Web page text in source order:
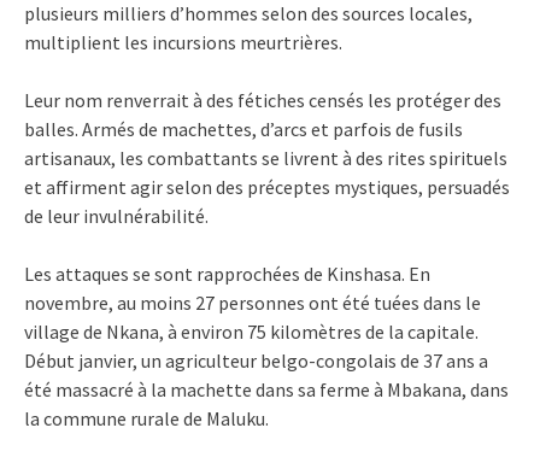
plusieurs milliers d’hommes selon des sources locales,
multiplient les incursions meurtrières.
Leur nom renverrait à des fétiches censés les protéger des
balles. Armés de machettes, d’arcs et parfois de fusils
artisanaux, les combattants se livrent à des rites spirituels
et affirment agir selon des préceptes mystiques, persuadés
de leur invulnérabilité.
Les attaques se sont rapprochées de Kinshasa. En
novembre, au moins 27 personnes ont été tuées dans le
village de Nkana, à environ 75 kilomètres de la capitale.
Début janvier, un agriculteur belgo-congolais de 37 ans a
été massacré à la machette dans sa ferme à Mbakana, dans
la commune rurale de Maluku.